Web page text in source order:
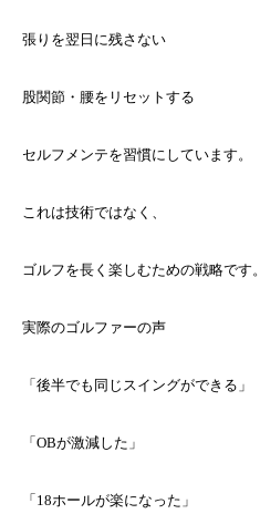
張りを翌日に残さない
股関節・腰をリセットする
セルフメンテを習慣にしています。
これは技術ではなく、
ゴルフを長く楽しむための戦略です。
実際のゴルファーの声
「後半でも同じスイングができる」
「OBが激減した」
「18ホールが楽になった」